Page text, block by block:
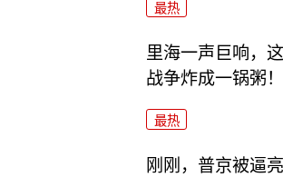
最热
里海一声巨响，
战争炸成一锅粥！
最热
刚刚，普京被逼